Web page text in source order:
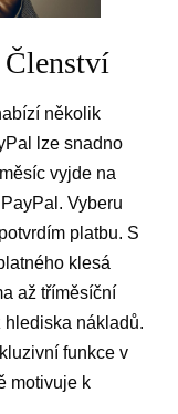
několik
lze snadno
vyjde na
Vyberu
platbu. S
klesá
až tříměsíční
hlediska nákladů.
funkce v
motivuje k